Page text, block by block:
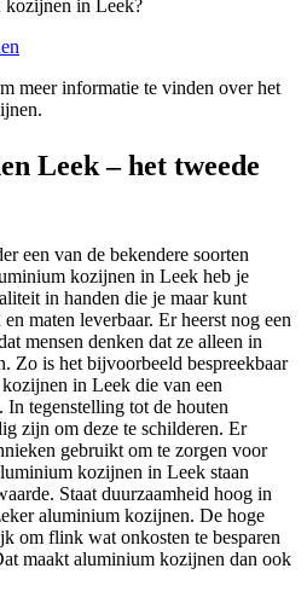
kozijnen in Leek?
meer informatie te vinden over het
Leek – het tweede
een van de bekendere soorten
kozijnen in Leek heb je
in handen die je maar kunt
maten leverbaar. Er heerst nog een
mensen denken dat ze alleen in
Zo is het bijvoorbeeld bespreekbaar
in Leek die van een
tegenstelling tot de houten
zijn om deze te schilderen. Er
gebruikt om te zorgen voor
kozijnen in Leek staan
Staat duurzaamheid hoog in
aluminium kozijnen. De hoge
om flink wat onkosten te besparen
maakt aluminium kozijnen dan ook